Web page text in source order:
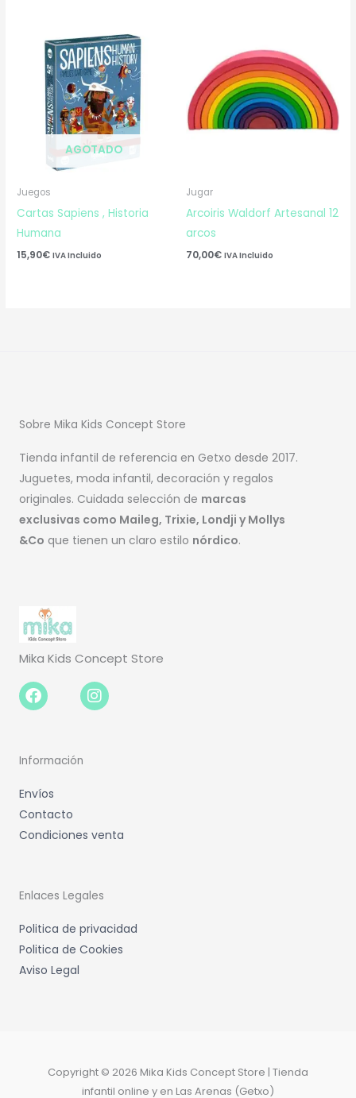
AGOTADO
Juegos
Cartas Sapiens , Historia
Humana
15,90€ IVA Incluido
Jugar
Arcoiris Waldorf Artesanal 12
arcos
70,00€ IVA Incluido
Sobre Mika Kids Concept Store
Tienda infantil de referencia en Getxo desde 2017.
Juguetes, moda infantil, decoración y regalos
originales. Cuidada selección de marcas
exclusivas como Maileg, Trixie, Londji y Mollys
&Co que tienen un claro estilo nórdico.
Mika Kids Concept Store
Facebook-
f
Instagram
Información
Envíos
Contacto
Condiciones venta
Enlaces Legales
Politica de privacidad
Politica de Cookies
Aviso Legal
Copyright © 2026 Mika Kids Concept Store | Tienda
infantil online y en Las Arenas (Getxo)